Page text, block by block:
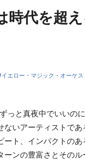
時代を超
イエロー・マジック・オーケス
っと真夜中でいいの
ないアーティストで
ート、インパクトの
ーンの豊富さとその